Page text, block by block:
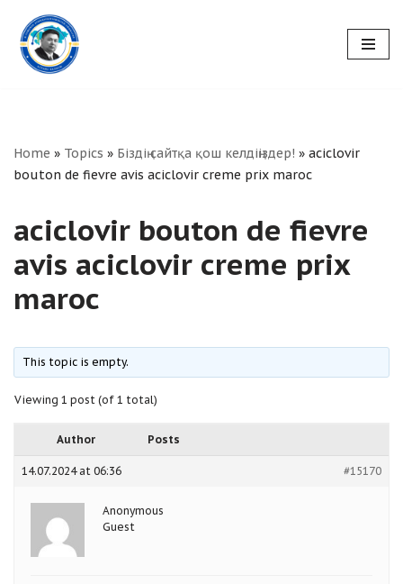
Skip
to
Home » Topics » Біздің сайтқа қош келдіңіздер! » aciclovir
bouton de fievre avis aciclovir creme prix maroc
aciclovir bouton de fievre
avis aciclovir creme prix
maroc
This topic is empty.
Viewing 1 post (of 1 total)
Author Posts
14.07.2024 at 06:36 #15170
Anonymous
Guest